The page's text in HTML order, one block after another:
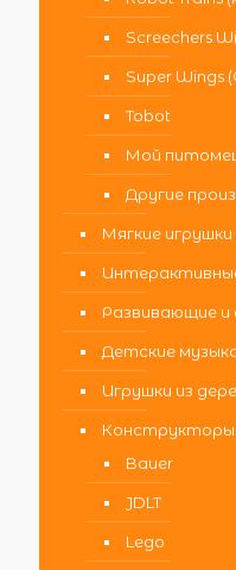
Screechers
Super Wings
Tobot
Мой
Другие
Мягкие игрушки
Развивающие и
Детские
Игрушки из
Конструкторы
Bauer
JDLT
Lego